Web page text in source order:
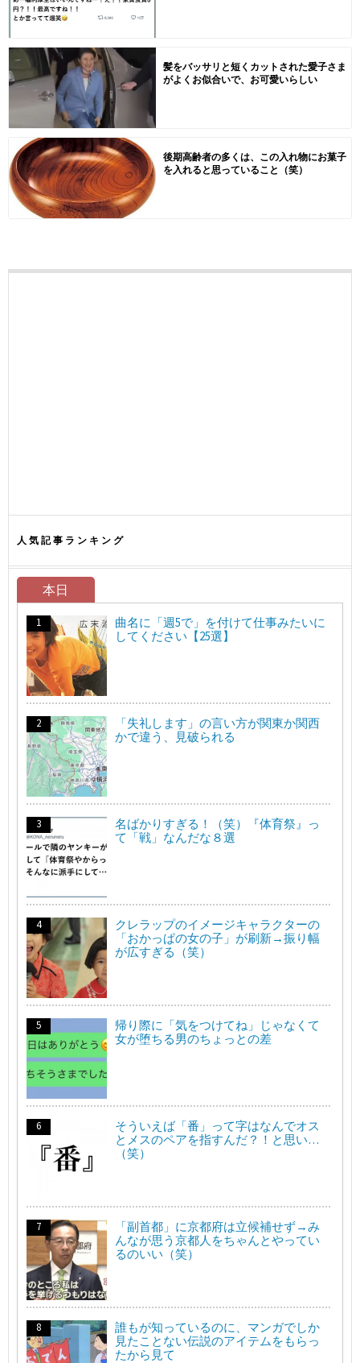
髪をバッサリと短くカットされた愛子さま
がよくお似合いで、お可愛いらしい
後期高齢者の多くは、この入れ物にお菓子
を入れると思っていること（笑）
人気記事ランキング
本日
曲名に「週5で」を付けて仕事みたいに
してください【25選】
「失礼します」の言い方が関東か関西
かで違う、見破られる
名ばかりすぎる！（笑）『体育祭』っ
て「戦」なんだな８選
クレラップのイメージキャラクターの
「おかっぱの女の子」が刷新→振り幅
が広すぎる（笑）
帰り際に「気をつけてね」じゃなくて
女が堕ちる男のちょっとの差
そういえば「番」って字はなんでオス
とメスのペアを指すんだ？！と思い…
（笑）
「副首都」に京都府は立候補せず→み
んなが思う京都人をちゃんとやってい
るのいい（笑）
誰もが知っているのに、マンガでしか
見たことない伝説のアイテムをもらっ
たから見て